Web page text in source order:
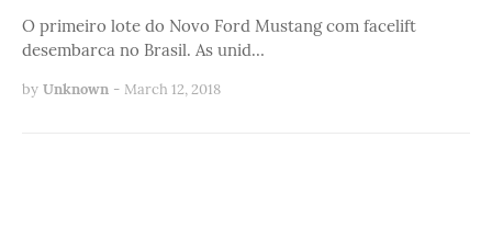
O primeiro lote do Novo Ford Mustang com facelift
desembarca no Brasil. As unid…
by Unknown - March 12, 2018